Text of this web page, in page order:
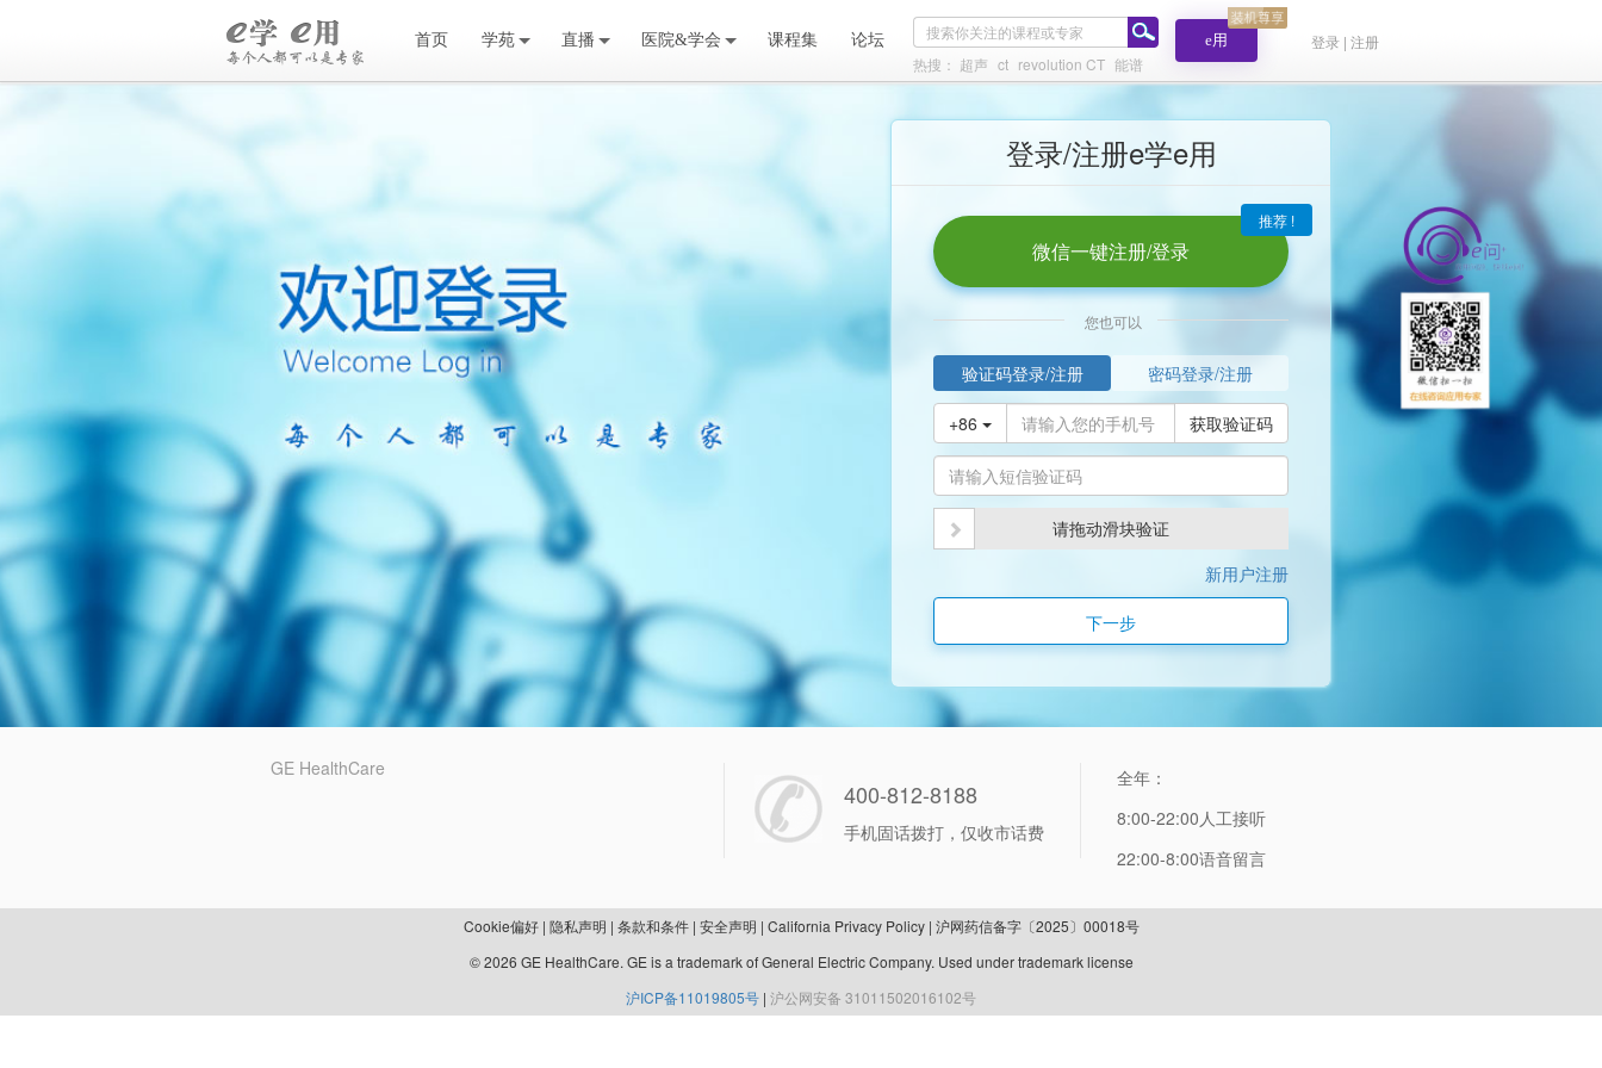
登录 | 注册
e用
热搜： 超声 ct revolution CT 能谱
首页 学苑 直播 医院&学会 课程集 论坛
登录/注册e学e用
推荐 !
微信一键注册/登录
您也可以
验证码登录/注册 密码登录/注册
+86 获取验证码
请拖动滑块验证
新用户注册
下一步
GE HealthCare
400-812-8188
手机固话拨打，仅收市话费
全年：
8:00-22:00人工接听
22:00-8:00语音留言
Cookie偏好| 隐私声明 | 条款和条件| 安全声明 | California Privacy Policy| 沪网药信备字〔2025〕00018号
© 2026 GE HealthCare. GE is a trademark of General Electric Company. Used under trademark license
沪ICP备11019805号 | 沪公网安备 31011502016102号